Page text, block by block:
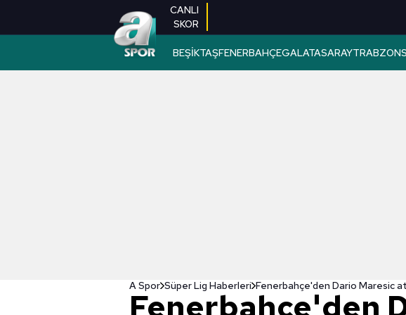
CANLI
SKOR
BEŞİKTAŞFENERBAHÇEGALATASARAY
A Spor Süper Lig Haberleri Fenerbahçe'den Dario Maresic
Fenerbahçe'den